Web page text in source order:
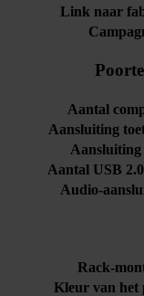
Link naar
Aantal
Aansluiting
Aansluiting
Aantal USB
Audio-
Rack-
Kleur van het